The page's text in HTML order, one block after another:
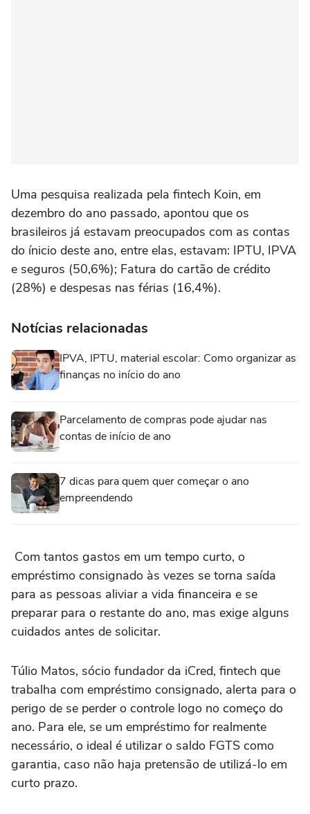
Uma pesquisa realizada pela fintech Koin, em
dezembro do ano passado, apontou que os
brasileiros já estavam preocupados com as contas
do ínicio deste ano, entre elas, estavam: IPTU, IPVA
e seguros (50,6%); Fatura do cartão de crédito
(28%) e despesas nas férias (16,4%).
Notícias relacionadas
IPVA, IPTU, material escolar: Como organizar as
finanças no início do ano
Parcelamento de compras pode ajudar nas
contas de início de ano
7 dicas para quem quer começar o ano
empreendendo
Com tantos gastos em um tempo curto, o
empréstimo consignado às vezes se torna saída
para as pessoas aliviar a vida financeira e se
preparar para o restante do ano, mas exige alguns
cuidados antes de solicitar.
Túlio Matos, sócio fundador da iCred, fintech que
trabalha com empréstimo consignado, alerta para o
perigo de se perder o controle logo no começo do
ano. Para ele, se um empréstimo for realmente
necessário, o ideal é utilizar o saldo FGTS como
garantia, caso não haja pretensão de utilizá-lo em
curto prazo.